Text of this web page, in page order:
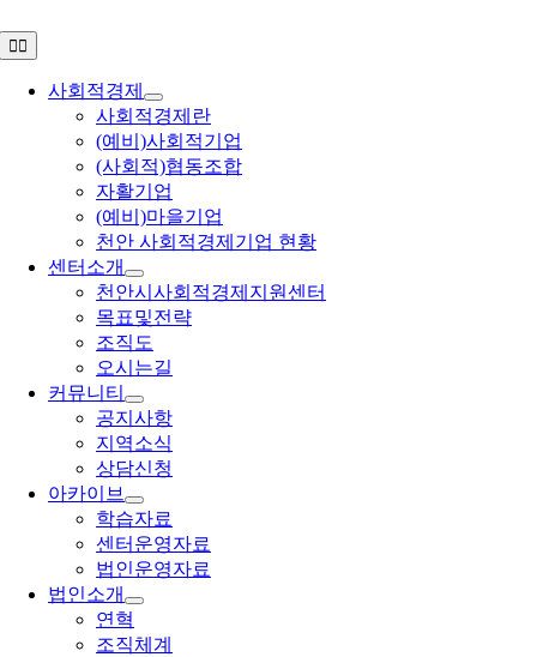
텐
Toggle
Navigation
사회적경제
사회적경제란
(예비)사회적기업
(사회적)협동조합
자활기업
(예비)마을기업
천안 사회적경제기업 현황
센터소개
천안시사회적경제지원센터
목표및전략
조직도
오시는길
커뮤니티
공지사항
지역소식
상담신청
아카이브
학습자료
센터운영자료
법인운영자료
법인소개
연혁
조직체계